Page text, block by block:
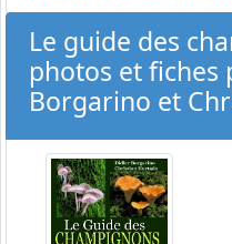
Le guide des
photos et fiches
Borgarino et